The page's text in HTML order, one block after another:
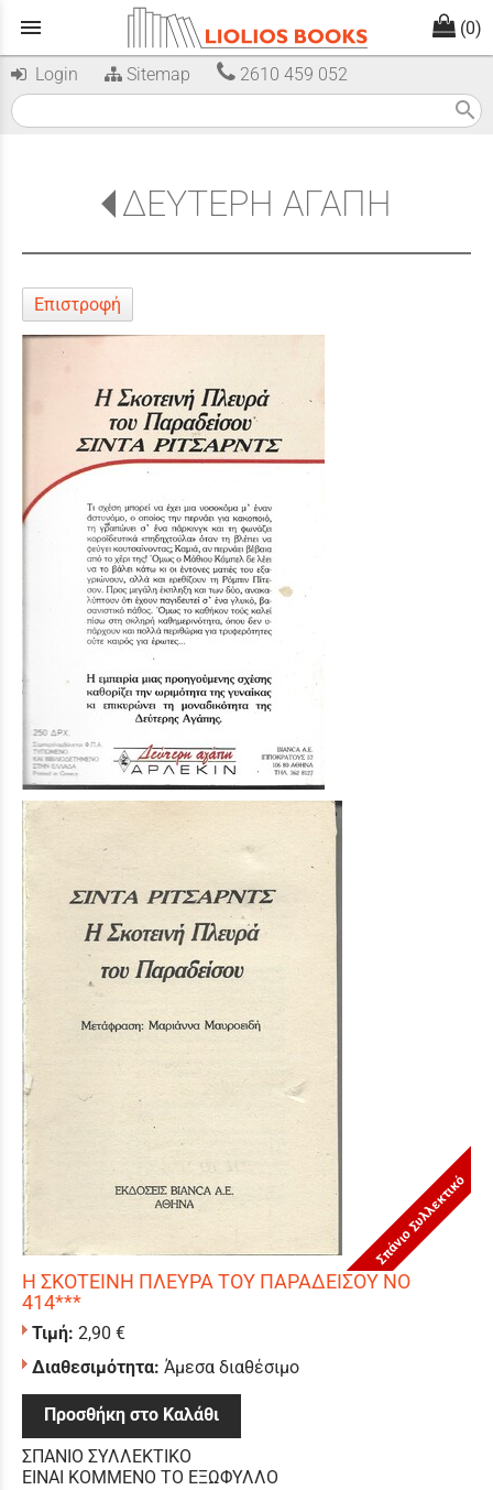
menu (0)
Login Sitemap 2610 459 052
search
ΔΕΥΤΕΡΗ ΑΓΑΠΗ
Επιστροφή
Σπάνιο Συλλεκτικό
Η ΣΚΟΤΕΙΝΗ ΠΛΕΥΡΑ ΤΟΥ ΠΑΡΑΔΕΙΣΟΥ ΝΟ
414***
Τιμή: 2,90 €
Διαθεσιμότητα: Άμεσα διαθέσιμο
Προσθήκη στο Καλάθι
ΣΠΑΝΙΟ ΣΥΛΛΕΚΤΙΚΟ
ΕΙΝΑΙ ΚΟΜΜΕΝΟ ΤΟ ΕΞΩΦΥΛΛΟ